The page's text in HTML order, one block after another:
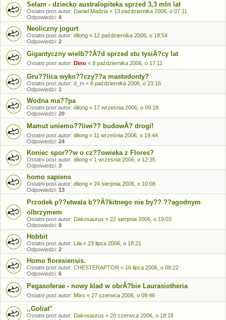
Selam - dziecko australopiteka sprzed 3,3 mln lat
Ostatni post autor: Daniel Madzia « 13 października 2006, o 07:11
Odpowiedzi: 4
Neoliczny jogurt
Ostatni post autor: dilong « 12 października 2006, o 18:54
Odpowiedzi: 2
Gigantyczny wielb??Ă?d sprzed stu tysiĂ?cy lat
Ostatni post autor: Dino « 9 października 2006, o 17:11
Gru??lica wyko??czy??a mastodonty?
Ostatni post autor: d_m « 6 października 2006, o 23:16
Odpowiedzi: 1
Wodna ma??pa
Ostatni post autor: dilong « 17 września 2006, o 09:18
Odpowiedzi: 20
Mamut uniemo??liwi?? budowĂ? drogi!
Ostatni post autor: dilong « 11 września 2006, o 19:44
Odpowiedzi: 24
Koniec spor??w o cz??owieka z Flores?
Ostatni post autor: dilong « 1 września 2006, o 12:35
Odpowiedzi: 3
homo sapiens
Ostatni post autor: dilong « 24 sierpnia 2006, o 10:08
Odpowiedzi: 13
Przodek p??etwala b??Ă?kitnego nie by?? ??agodnym
olbrzymem
Ostatni post autor: Dakosaurus « 22 sierpnia 2006, o 19:03
Odpowiedzi: 8
Hobbit
Ostatni post autor: Lila « 23 lipca 2006, o 18:21
Odpowiedzi: 2
Homo floresiensis.
Ostatni post autor: CHESTERAPTOR « 16 lipca 2006, o 09:22
Odpowiedzi: 6
Pegasoferae - nowy klad w obrĂ?bie Laurasiotheria
Ostatni post autor: Mixs « 27 czerwca 2006, o 09:46
,,Goliat''
Ostatni post autor: Dakosaurus « 20 czerwca 2006, o 18:16